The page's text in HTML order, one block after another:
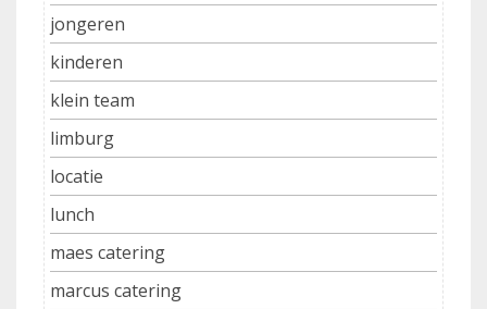
jongeren
kinderen
klein team
limburg
locatie
lunch
maes catering
marcus catering